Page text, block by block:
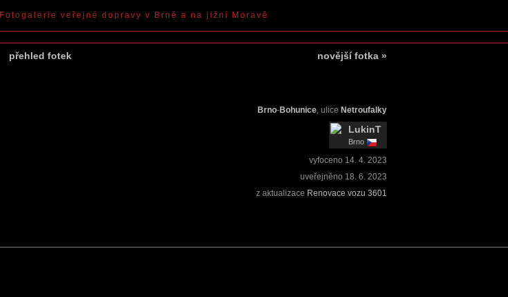
přehled fotek novější fotka »
Brno-Bohunice, ulice Netroufalky
LukinT
Brno
vyfoceno 14. 4. 2023
uveřejněno 18. 6. 2023
z aktualizace Renovace vozu 3601
Fotogalerie veřejné dopravy v Brně a na jižní Moravě